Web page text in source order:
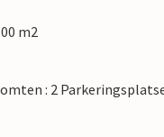
m2
: 2